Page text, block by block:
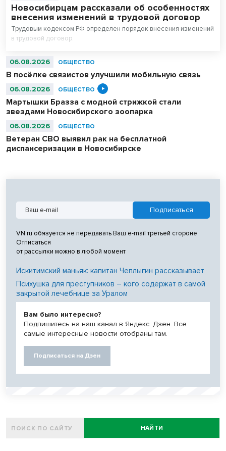
Новосибирцам рассказали об особенностях
внесения изменений в трудовой договор
Трудовым кодексом РФ определен порядок внесения изменений
в трудовой договор.
06.08.2026 ОБЩЕСТВО
В посёлке связистов улучшили мобильную связь
06.08.2026 ОБЩЕСТВО
Мартышки Бразза с модной стрижкой стали
звездами Новосибирского зоопарка
06.08.2026 ОБЩЕСТВО
Ветеран СВО выявил рак на бесплатной
диспансеризации в Новосибирске
VN.ru обязуется не передавать Ваш e-mail третьей стороне.
Отписаться
от рассылки можно в любой момент
Искитимский маньяк: капитан Чеплыгин рассказывает
Психушка для преступников – кого содержат в самой
закрытой лечебнице за Уралом
Вам было интересно?
Подпишитесь на наш канал в Яндекс. Дзен. Все
самые интересные новости отобраны там.
Подписаться на Дзен
НАЙТИ